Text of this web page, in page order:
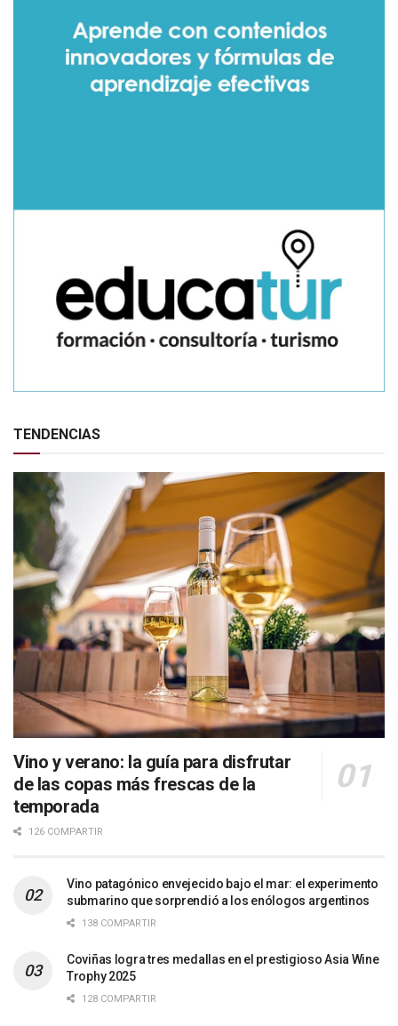
TENDENCIAS
Vino y verano: la guía para disfrutar
de las copas más frescas de la
temporada
126 COMPARTIR
Vino patagónico envejecido bajo el mar: el experimento
submarino que sorprendió a los enólogos argentinos
138 COMPARTIR
Coviñas logra tres medallas en el prestigioso Asia Wine
Trophy 2025
128 COMPARTIR